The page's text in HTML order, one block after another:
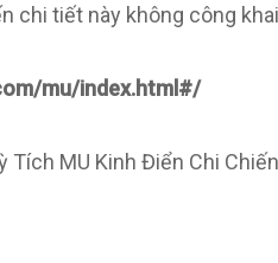
chi tiết này không công
mu/index.html#/
Tích MU Kinh Điển Chi Chiến